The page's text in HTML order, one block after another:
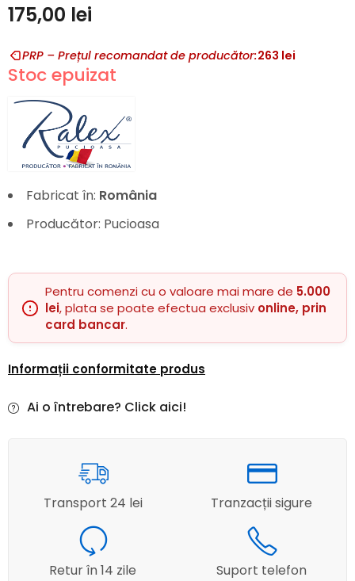
175,00 lei
PRP – Prețul recomandat de producător:263 lei
Stoc epuizat
Fabricat în: România
Producător: Pucioasa
Pentru comenzi cu o valoare mai mare de 5.000
lei, plata se poate efectua exclusiv online, prin
card bancar.
Informații conformitate produs
Ai o întrebare? Click aici!
Transport 24 lei Tranzacții sigure
Retur în 14 zile Suport telefon